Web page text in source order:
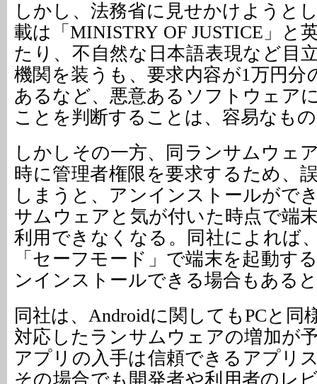
しかし、法務省に見せかけようと
載は「MINISTRY OF JUSTICE」と
たり、不自然な日本語表現など目
機関を装うも、要求内容が1万円分
あるなど、悪意あるソフトウェア
ことを判断することは、容易なも
しかしその一方、同ランサムウェ
時に管理者権限を要求するため、
しまうと、アンインストールがで
サムウェアと気が付いた時点で端
利用できなくなる。同社によれば
「セーフモード」で端末を起動す
ンインストールできる場合もある
同社は、Androidに関してもPCと同
対応したランサムウェアの増加が
アプリの入手は信頼できるアプリ
その場合でも開発者や利用者のレ